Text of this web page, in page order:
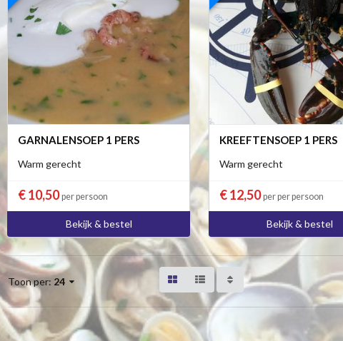
GARNALENSOEP 1 PERS
Warm gerecht
€ 10,50per persoon
Bekijk & bestel
KREEFTENSOEP 1 PERS
Warm gerecht
€ 12,50per per persoon
Bekijk & bestel
Toon per: 24